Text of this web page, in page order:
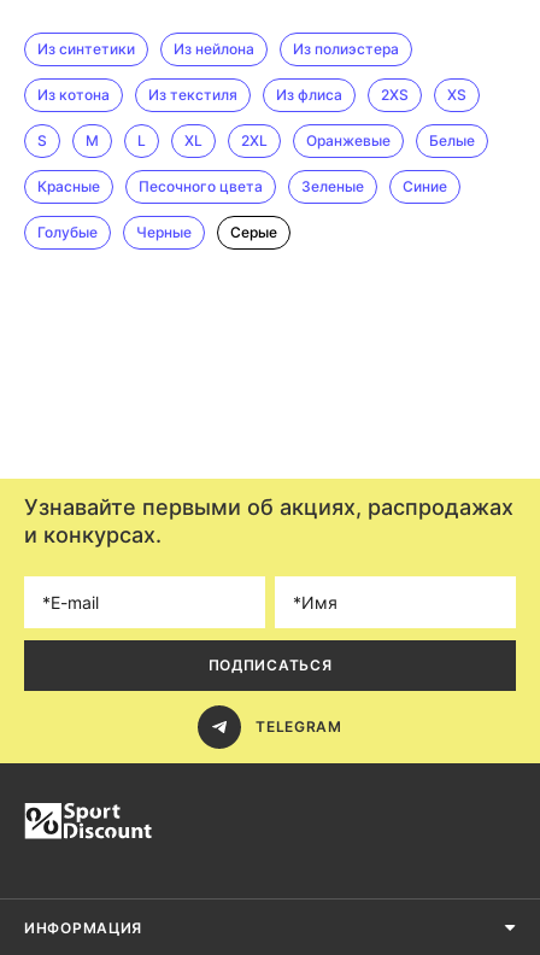
Из синтетики Из нейлона Из полиэстера
Из котона Из текстиля Из флиса 2XS XS
S M L XL 2XL Оранжевые Белые
Красные Песочного цвета Зеленые Синие
Голубые Черные Серые
Узнавайте первыми об акциях, распродажах
и конкурсах.
ПОДПИСАТЬСЯ
TELEGRAM
ИНФОРМАЦИЯ